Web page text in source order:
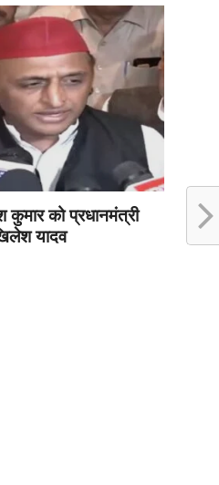
कुमार को प्रधानमंत्री
यादव